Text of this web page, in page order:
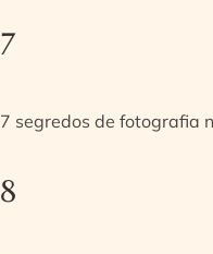
7
7 segredos de fotografia
8